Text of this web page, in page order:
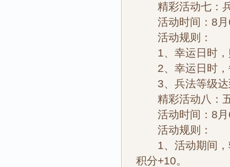
精彩活动七：
活动时间：8月
活动规则：
1、幸运日时，
2、幸运日时，
3、兵法等级达
精彩活动八：五
活动时间：8月
活动规则：
1、活动期间，
积分+10。